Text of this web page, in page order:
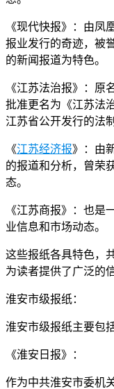
《现代快报》：由凤
报业发行的奇迹，被
的新闻报道为特色。
《江苏法治报》：原
批准更名为《江苏法
江苏省公开发行的法
《江苏经济报》：由
的报道和分析，曾荣
态。
《江苏商报》：也是
业信息和市场动态。
这些报纸各具特色，
为读者提供了广泛的
淮安市级报纸：
淮安市级报纸主要包
《淮安日报》：
作为中共淮安市委机